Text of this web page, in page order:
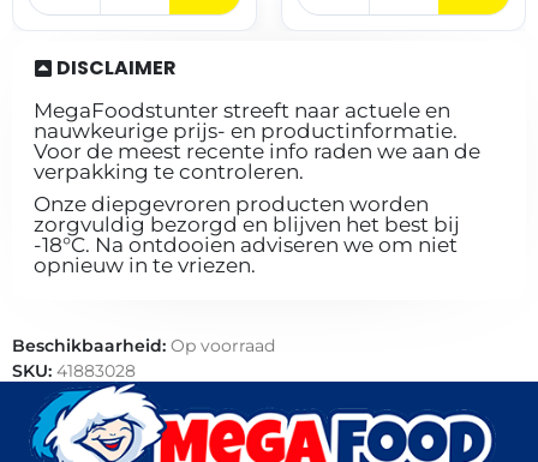
DISCLAIMER
MegaFoodstunter streeft naar actuele en
nauwkeurige prijs- en productinformatie.
Voor de meest recente info raden we aan de
verpakking te controleren.
Onze diepgevroren producten worden
zorgvuldig bezorgd en blijven het best bij
-18°C. Na ontdooien adviseren we om niet
opnieuw in te vriezen.
Beschikbaarheid: Op voorraad
SKU: 41883028
Categorieën:Bakkerij